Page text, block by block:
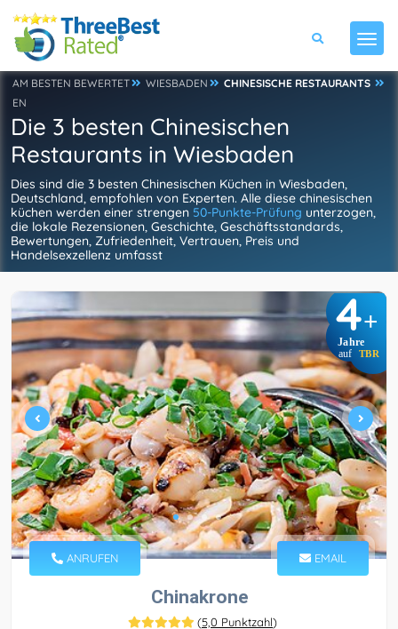
AM BESTEN BEWERTET WIESBADEN
CHINESISCHE RESTAURANTS
EN
Die 3 besten Chinesischen
Restaurants in Wiesbaden
Dies sind die 3 besten Chinesischen Küchen in Wiesbaden,
Deutschland, empfohlen von Experten. Alle diese chinesischen
küchen werden einer strengen 50-Punkte-Prüfung unterzogen,
die lokale Rezensionen, Geschichte, Geschäftsstandards,
Bewertungen, Zufriedenheit, Vertrauen, Preis und
Handelsexzellenz umfasst
4+
Jahre
auf TBR
ANRUFEN EMAIL
Chinakrone
(5,0 Punktzahl)